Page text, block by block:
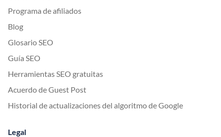
Programa de afiliados
Blog
Glosario SEO
Guía SEO
Herramientas SEO gratuitas
Acuerdo de Guest Post
Historial de actualizaciones del algoritmo de Google
Legal